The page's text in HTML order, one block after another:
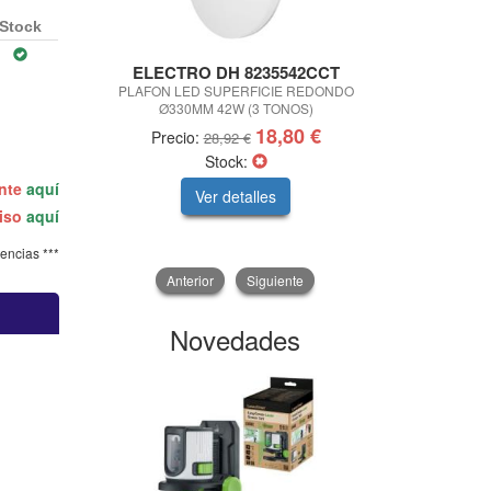
Stock
aquí
aquí
***
ELECTRO DH 8235542CCT
PLAFON LED SUPERFICIE REDONDO
Ø330MM 42W (3 TONOS)
Precio:28,92 € 18,80 €
Stock:
Ver detalles
Anterior Siguiente
Novedades